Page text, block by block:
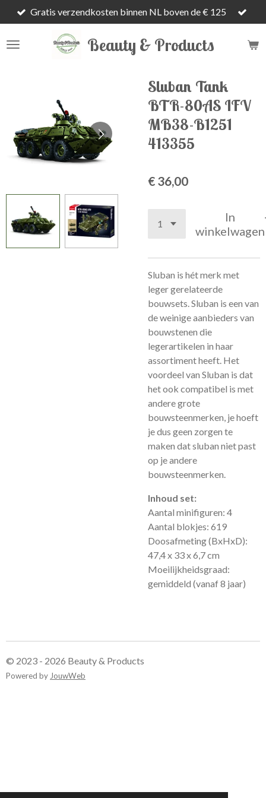
Ga
direct
naar
Beauty & Products
Gratis verzendkosten binnen NL boven de € 125
Sluban Tank
BTR-80AS IFV
MB38-B1251
413355
€ 36,00
In
winkelwagen
Sluban is hét merk met
leger gerelateerde
bouwsets. Sluban is een van
de weinige aanbieders van
bouwstenen die
legerartikelen in haar
assortiment heeft. Het
voordeel van Sluban is dat
het ook compatibel is met
andere grote
bouwsteenmerken, je hoeft
je dus geen zorgen te
maken dat sluban niet past
op je andere
bouwsteenmerken.
Inhoud set:
Aantal minifiguren: 4
Aantal blokjes: 619
Doosafmeting (BxHxD):
47,4 x 33 x 6,7 cm
Moeilijkheidsgraad:
gemiddeld (vanaf 8 jaar)
© 2023 - 2026 Beauty & Products
Powered by JouwWeb